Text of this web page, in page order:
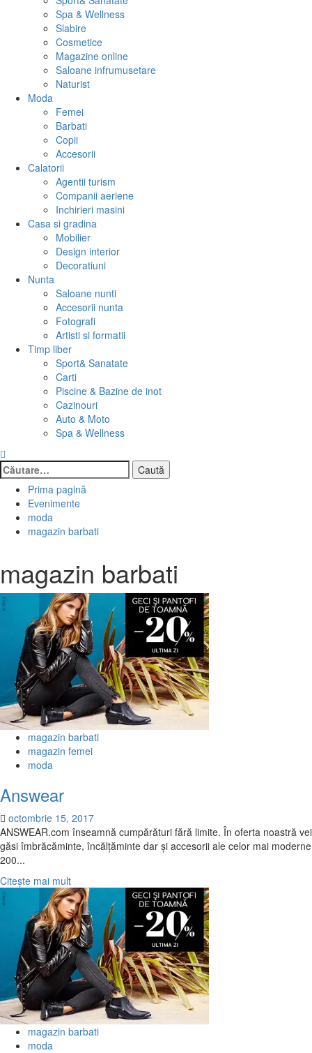
Spa & Wellness
Slabire
Cosmetice
Magazine online
Saloane infrumusetare
Naturist
Moda
Femei
Barbati
Copii
Accesorii
Calatorii
Agentii turism
Companii aeriene
Inchirieri masini
Casa si gradina
Mobilier
Design interior
Decoratiuni
Nunta
Saloane nunti
Accesorii nunta
Fotografi
Artisti si formatii
Timp liber
Sport& Sanatate
Carti
Piscine & Bazine de inot
Cazinouri
Auto & Moto
Spa & Wellness
Caută
după:
Prima pagină
Evenimente
moda
magazin barbati
magazin barbati
magazin barbati
magazin femei
moda
Answear
octombrie 15, 2017
ANSWEAR.com înseamnă cumpărături fără limite. În oferta noastră vei
găsi îmbrăcăminte, încălțăminte dar și accesorii ale celor mai moderne
200...
Citește mai multCitește
mai
multe
despre
Answear
magazin barbati
moda